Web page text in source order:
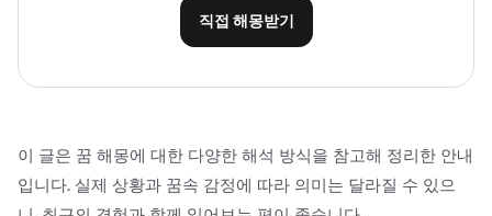
직접 해몽받기
이 글은 꿈 해몽에 대한 다양한 해석 방식을 참고해 정리한 안내
입니다. 실제 상황과 꿈속 감정에 따라 의미는 달라질 수 있으